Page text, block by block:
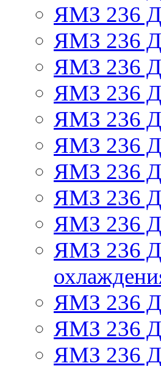
ЯМЗ 236
ЯМЗ 236
ЯМЗ 236
ЯМЗ 236
ЯМЗ 236
ЯМЗ 236
ЯМЗ 236
ЯМЗ 236
ЯМЗ 236
ЯМЗ 236
ЯМЗ 236
ЯМЗ 236
ЯМЗ 236